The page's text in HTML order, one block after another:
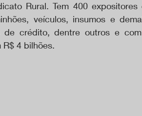
Rural. Tem 400
veículos, insumos e
de crédito, dentre outros e
4 bilhões.